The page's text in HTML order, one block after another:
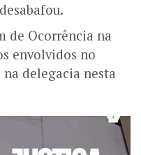
de Ocorrência na
envolvidos no
delegacia nesta